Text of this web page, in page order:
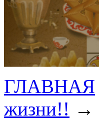
ГЛАВНАЯ
жизни!! →